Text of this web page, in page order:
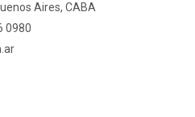
Aires, CABA
0980